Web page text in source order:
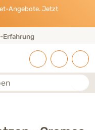
Angebote. Jetzt
Erfahrung